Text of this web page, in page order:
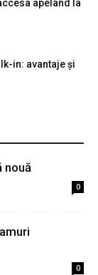
apelând la
in: avantaje și
nouă
0
0